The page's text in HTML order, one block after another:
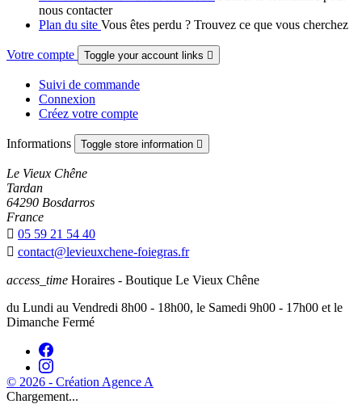
nous contacter
Plan du site Vous êtes perdu ? Trouvez ce que vous cherchez
Votre compte Toggle your account links 
Suivi de commande
Connexion
Créez votre compte
Informations Toggle store information 
Le Vieux Chêne
Tardan
64290 Bosdarros
France
 05 59 21 54 40
 contact@levieuxchene-foiegras.fr
access_time Horaires - Boutique Le Vieux Chêne
du Lundi au Vendredi 8h00 - 18h00, le Samedi 9h00 - 17h00 et le
Dimanche Fermé
© 2026 - Création Agence A
Chargement...